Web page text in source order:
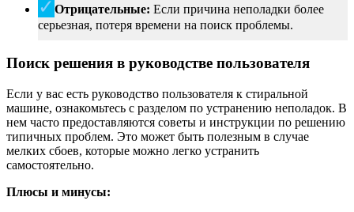
Отрицательные: Если причина неполадки более
серьезная, потеря времени на поиск проблемы.
Поиск решения в руководстве пользователя
Если у вас есть руководство пользователя к стиральной
машине, ознакомьтесь с разделом по устранению неполадок. В
нем часто предоставляются советы и инструкции по решению
типичных проблем. Это может быть полезным в случае
мелких сбоев, которые можно легко устранить
самостоятельно.
Плюсы и минусы: